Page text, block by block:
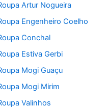
Artur Nogueira
Engenheiro Coelho
Conchal
Estiva Gerbi
Mogi Guaçu
Mogi Mirim
Valinhos